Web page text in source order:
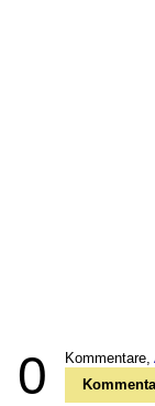
0 Kommentare,